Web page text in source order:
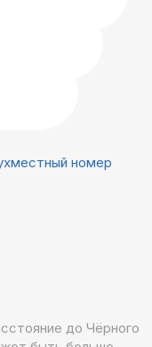
номер
до Чёрного